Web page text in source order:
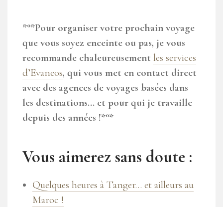
*°*Pour organiser votre prochain voyage
que vous soyez enceinte ou pas, je vous
recommande chaleureusement les services
d’Evaneos, qui vous met en contact direct
avec des agences de voyages basées dans
les destinations… et pour qui je travaille
depuis des années !*°*
Vous aimerez sans doute :
Quelques heures à Tanger… et ailleurs au
Maroc !